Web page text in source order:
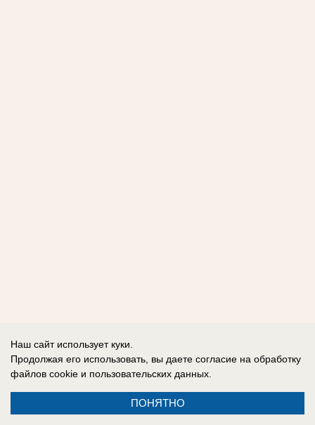
Наш сайт использует куки.
Продолжая его использовать, вы даете согласие на обработку
файлов cookie и пользовательских данных.
ПОНЯТНО